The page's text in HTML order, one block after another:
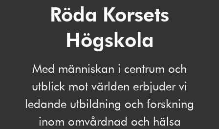
Röda Korsets
Högskola
Med människan i centrum och
utblick mot världen erbjuder vi
ledande utbildning och forskning
inom omvårdnad och hälsa